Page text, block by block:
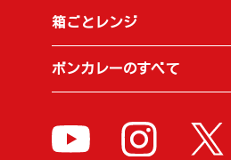
箱ごとレンジ
ボンカレーのすべて